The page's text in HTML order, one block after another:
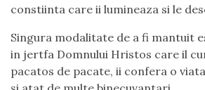
constiinta care ii lumineaza si le
Singura modalitate de a fi mantuit
in jertfa Domnului Hristos care il
pacatos de pacate, ii confera o